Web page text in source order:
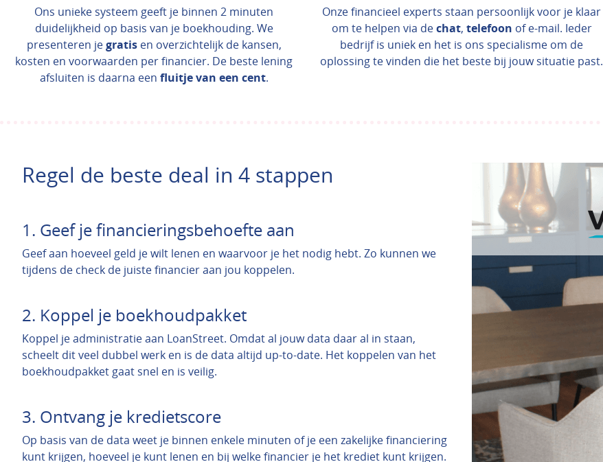
Ons unieke systeem geeft je binnen 2 minuten
duidelijkheid op basis van je boekhouding. We
presenteren jegratisen overzichtelijk de kansen,
kosten en voorwaarden per financier. De beste lening
afsluiten is daarna een fluitje van een cent.
Onze financieel experts staan persoonlijk voor je klaar
om te helpen via dechat, telefoon of e-mail. Ieder
bedrijf is uniek en het is ons specialisme om de
oplossing te vinden die het beste bij jouw situatie past.
Regel de beste deal in 4 stappen
1. Geef je financieringsbehoefte aan
Geef aan hoeveel geld je wilt lenen en waarvoor je het nodig hebt. Zo kunnen we
tijdens de check de juiste financier aan jou koppelen.
2. Koppel je boekhoudpakket
Koppel je administratie aan LoanStreet. Omdat al jouw data daar al in staan,
scheelt dit veel dubbel werk en is de data altijd up-to-date. Het koppelen van het
boekhoudpakket gaat snel en is veilig.
3. Ontvang je kredietscore
Op basis van de data weet je binnen enkele minuten of je een zakelijke financiering
kunt krijgen, hoeveel je kunt lenen en bij welke financier je het krediet kunt krijgen.